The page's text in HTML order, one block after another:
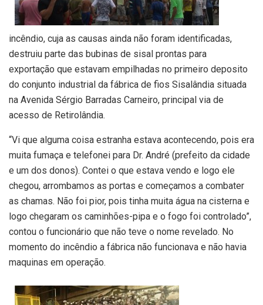
incêndio, cuja as causas ainda não foram identificadas,
destruiu parte das bubinas de sisal prontas para
exportação que estavam empilhadas no primeiro deposito
do conjunto industrial da fábrica de fios Sisalândia situada
na Avenida Sérgio Barradas Carneiro, principal via de
acesso de Retirolândia.
“Vi que alguma coisa estranha estava acontecendo, pois era
muita fumaça e telefonei para Dr. André (prefeito da cidade
e um dos donos). Contei o que estava vendo e logo ele
chegou, arrombamos as portas e começamos a combater
as chamas. Não foi pior, pois tinha muita água na cisterna e
logo chegaram os caminhões-pipa e o fogo foi controlado”,
contou o funcionário que não teve o nome revelado. No
momento do incêndio a fábrica não funcionava e não havia
maquinas em operação.